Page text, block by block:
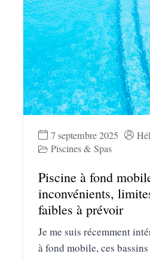
7 septembre 2025
Piscines & Spas
Piscine à fond
inconvénients,
faibles à prévoir
Je me suis récemment
à fond mobile, ces